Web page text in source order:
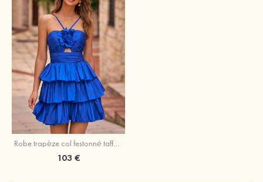
Robe trapèze col festonné taffetas courte/mini robe de fête de la rentrée
103 €